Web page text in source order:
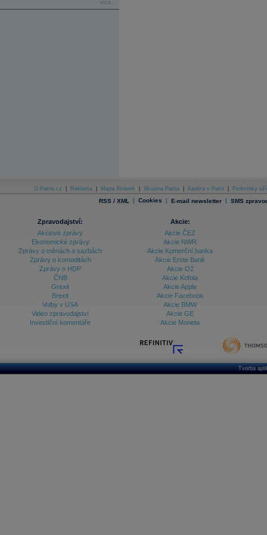
více...
O Patria.cz Reklama Mapa Stránek Skupina Patria Kariéra v Patrii Podmínky
RSS / XML | Cookies | E-mail newsletter | SMS
Zpravodajství:
Akciové zprávy
Ekonomické zprávy
Zprávy o měnách a sazbách
Zprávy o komoditách
Zprávy o HDP
ČNB
Grexit
Brexit
Volby v USA
Video zpravodajství
Investiční komentáře
Akcie:
Akcie ČEZ
Akcie NWR
Akcie Komerční banka
Akcie Erste Bank
Akcie O2
Akcie Kofola
Akcie Apple
Akcie Facebook
Akcie BMW
Akcie GE
Akcie Moneta
Tvorba